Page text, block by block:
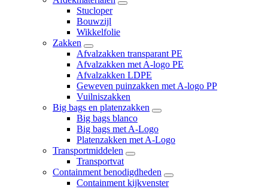
Stucloper
Bouwzijl
Wikkelfolie
Zakken
Afvalzakken transparant PE
Afvalzakken met A-logo PE
Afvalzakken LDPE
Geweven puinzakken met A-logo PP
Vuilniszakken
Big bags en platenzakken
Big bags blanco
Big bags met A-Logo
Platenzakken met A-Logo
Transportmiddelen
Transportvat
Containment benodigdheden
Containment kijkvenster